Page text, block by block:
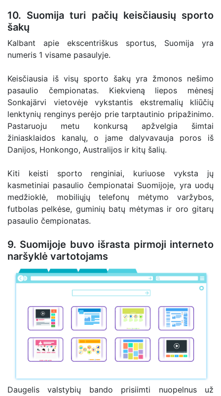
10. Suomija turi pačių keisčiausių sporto
šakų
Kalbant apie ekscentriškus sportus, Suomija yra
numeris 1 visame pasaulyje.
Keisčiausia iš visų sporto šakų yra žmonos nešimo
pasaulio čempionatas. Kiekvieną liepos mėnesį
Sonkajärvi vietovėje vykstantis ekstremalių kliūčių
lenktynių renginys perėjo prie tarptautinio pripažinimo.
Pastaruoju metu konkursą apžvelgia šimtai
žiniasklaidos kanalų, o jame dalyvavauja poros iš
Danijos, Honkongo, Australijos ir kitų šalių.
Kiti keisti sporto renginiai, kuriuose vyksta jų
kasmetiniai pasaulio čempionatai Suomijoje, yra uodų
medžioklė, mobiliųjų telefonų mėtymo varžybos,
futbolas pelkėse, guminių batų mėtymas ir oro gitarų
pasaulio čempionatas.
9. Suomijoje buvo išrasta pirmoji interneto
naršyklė vartotojams
Daugelis valstybių bando prisiimti nuopelnus už